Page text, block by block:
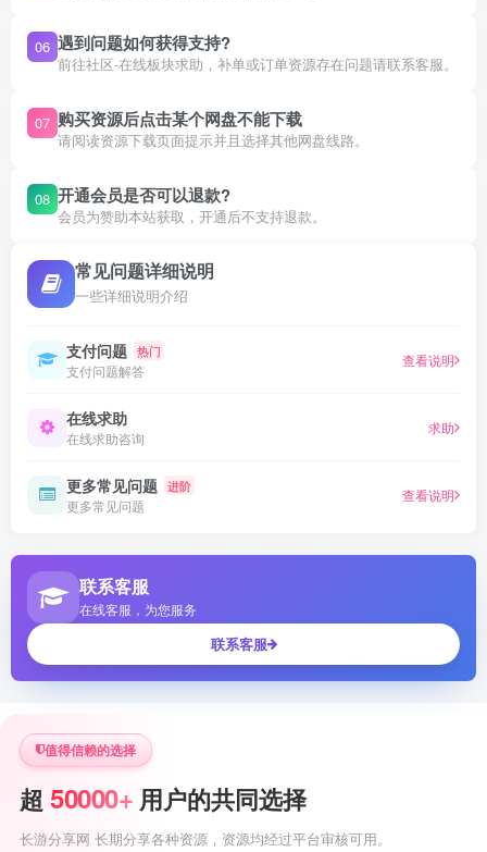
06 遇到问题如何获得支持?
前往社区-在线板块求助，补单或订单资源存在问题请联系客服。
07 购买资源后点击某个网盘不能下载
请阅读资源下载页面提示并且选择其他网盘线路。
08 开通会员是否可以退款?
会员为赞助本站获取，开通后不支持退款。
常见问题详细说明
一些详细说明介绍
支付问题 热门
支付问题解答
查看说明
在线求助
在线求助咨询
求助
更多常见问题 进阶
更多常见问题
查看说明
联系客服
在线客服，为您服务
联系客服
值得信赖的选择
超 50000+ 用户的共同选择
长游分享网 长期分享各种资源，资源均经过平台审核可用。